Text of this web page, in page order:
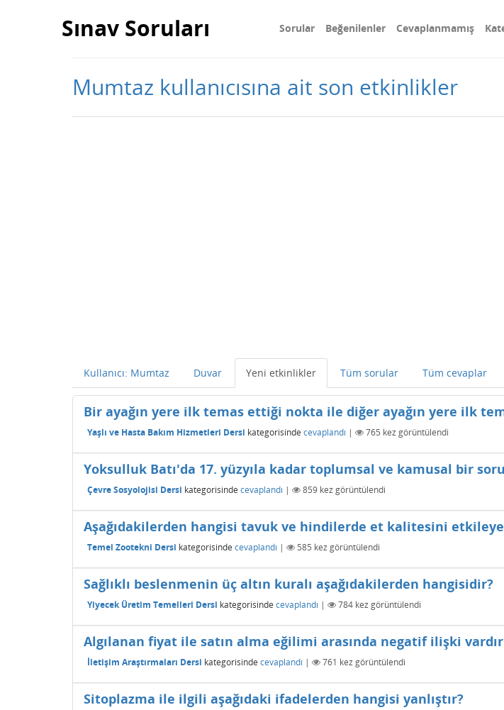
Sınav Soruları Sorular Beğenilenler Cevaplanmamış
Mumtaz kullanıcısına ait son etkinlikler
Kullanıcı: Mumtaz Duvar Yeni etkinlikler Tüm sorular Tüm cevaplar
Bir ayağın yere ilk temas ettiği nokta ile diğer ayağın yere ilk
Yaşlı ve Hasta Bakım Hizmetleri Dersi kategorisinde cevaplandı | 765 kez görüntülendi
Yoksulluk Batı'da 17. yüzyıla kadar toplumsal ve kamusal bir
Çevre Sosyolojisi Dersi kategorisinde cevaplandı | 859 kez görüntülendi
Aşağıdakilerden hangisi tavuk ve hindilerde et kalitesini
Temel Zootekni Dersi kategorisinde cevaplandı | 585 kez görüntülendi
Sağlıklı beslenmenin üç altın kuralı aşağıdakilerden hangisidir?
Yiyecek Üretim Temelleri Dersi kategorisinde cevaplandı | 784 kez görüntülendi
Algılanan fiyat ile satın alma eğilimi arasında negatif ilişki
İletişim Araştırmaları Dersi kategorisinde cevaplandı | 761 kez görüntülendi
Sitoplazma ile ilgili aşağıdaki ifadelerden hangisi yanlıştır?